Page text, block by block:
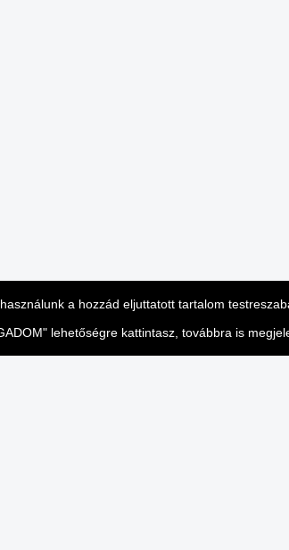
a hozzád eljuttatott tartalom
lehetőségre kattintasz, továbbra is